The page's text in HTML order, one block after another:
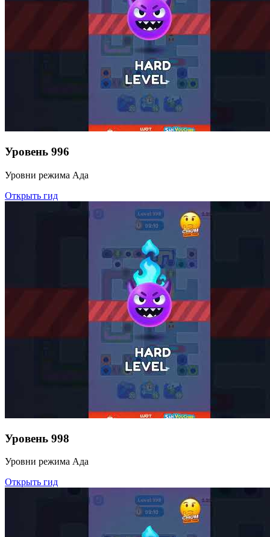
Уровень 996
Уровни режима Ада
Открыть гид
Уровень 998
Уровни режима Ада
Открыть гид